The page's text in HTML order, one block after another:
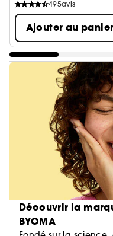
495avis
Ajouter au panier
Découvrir la
BYOMA